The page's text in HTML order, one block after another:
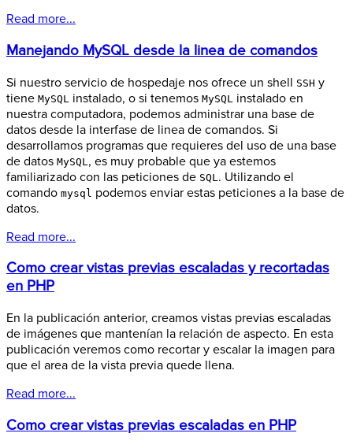
Read more...
Manejando MySQL desde la linea de comandos
Si nuestro servicio de hospedaje nos ofrece un shell SSH y
tiene MySQL instalado, o si tenemos MySQL
instalado en
nuestra computadora, podemos administrar una base de
datos desde la interfase de linea de comandos. Si
desarrollamos programas que requieres del uso de una base
de datos MySQL , es muy probable que ya estemos
familiarizado con las peticiones de SQL . Utilizando el
comando mysql podemos enviar estas peticiones a la base de
datos.
Read more...
Como crear vistas previas escaladas y recortadas
en PHP
En la publicación anterior, creamos vistas previas escaladas
de imágenes que mantenían la relación de aspecto. En esta
publicación veremos como recortar y escalar la imagen para
que el area de la vista previa quede llena.
Read more...
Como crear vistas previas escaladas en PHP